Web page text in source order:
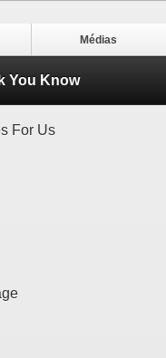
Médias
You Know
For Us